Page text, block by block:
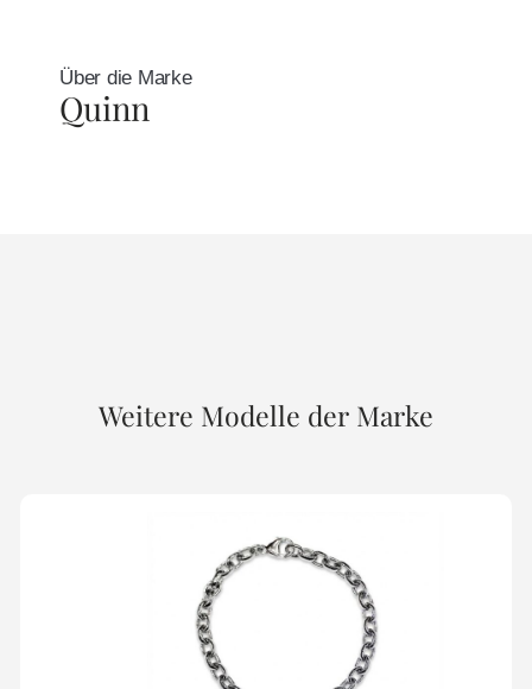
Über die Marke
Quinn
Weitere Modelle der Marke